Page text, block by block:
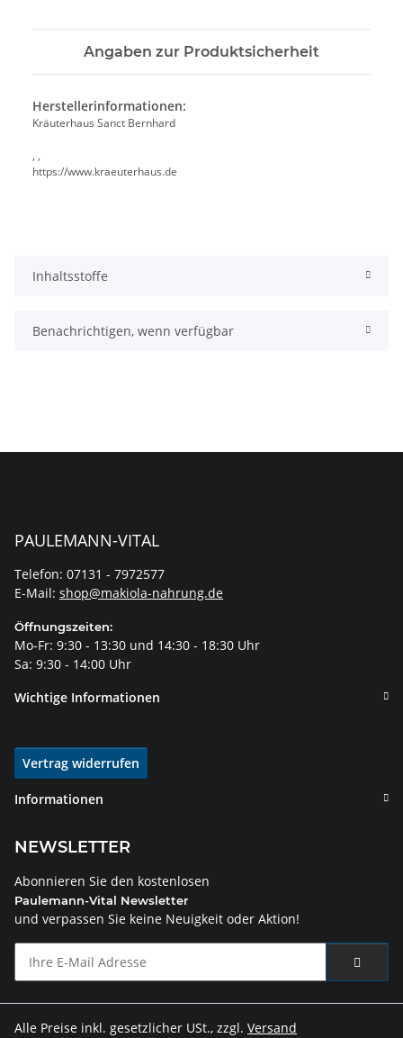
Angaben zur Produktsicherheit
Herstellerinformationen:
Kräuterhaus Sanct Bernhard
, ,
https://www.kraeuterhaus.de
Inhaltsstoffe
Benachrichtigen, wenn verfügbar
PAULEMANN-VITAL
Telefon: 07131 - 7972577
E-Mail: shop@makiola-nahrung.de
Öffnungszeiten:
Mo-Fr: 9:30 - 13:30 und 14:30 - 18:30 Uhr
Sa: 9:30 - 14:00 Uhr
Wichtige Informationen
Vertrag widerrufen
Informationen
NEWSLETTER
Abonnieren Sie den kostenlosen
Paulemann-Vital Newsletter
und verpassen Sie keine Neuigkeit oder Aktion!
Alle Preise inkl. gesetzlicher USt., zzgl. Versand